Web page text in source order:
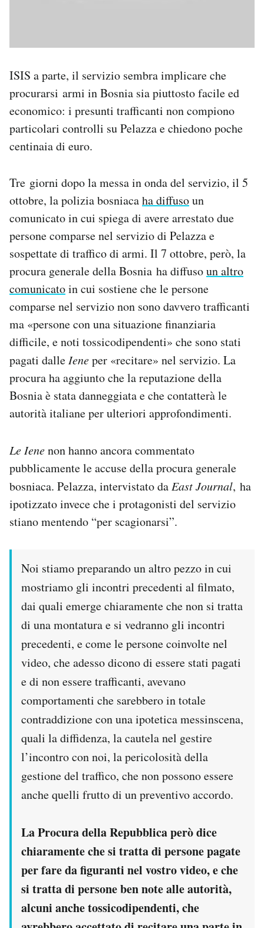
ISIS a parte, il servizio sembra implicare che
procurarsi armi in Bosnia sia piuttosto facile ed
economico: i presunti trafficanti non compiono
particolari controlli su Pelazza e chiedono poche
centinaia di euro.
Tre giorni dopo la messa in onda del servizio, il 5
ottobre, la polizia bosniacaha diffusoun
comunicato in cui spiega di avere arrestato due
persone comparse nel servizio di Pelazza e
sospettate di traffico di armi. Il 7 ottobre, però, la
procura generale della Bosnia ha diffusoun altro
comunicatoin cui sostiene che le persone
comparse nel servizio non sono davvero trafficanti
ma «persone con una situazione finanziaria
difficile, e noti tossicodipendenti» che sono stati
pagati dalle Ieneper «recitare» nel servizio. La
procura ha aggiunto che la reputazione della
Bosnia è stata danneggiata e che contatterà le
autorità italiane per ulteriori approfondimenti.
Le Ienenon hanno ancora commentato
pubblicamente le accuse della procura generale
bosniaca. Pelazza, intervistato da East Journal, ha
ipotizzato invece che i protagonisti del servizio
stiano mentendo “per scagionarsi”.
Noi stiamo preparando un altro pezzo in cui
mostriamo gli incontri precedenti al filmato,
dai quali emerge chiaramente che non si tratta
di una montatura e si vedranno gli incontri
precedenti, e come le persone coinvolte nel
video, che adesso dicono di essere stati pagati
e di non essere trafficanti, avevano
comportamenti che sarebbero in totale
contraddizione con una ipotetica messinscena,
quali la diffidenza, la cautela nel gestire
l’incontro con noi, la pericolosità della
gestione del traffico, che non possono essere
anche quelli frutto di un preventivo accordo.
La Procura della Repubblica però dice
chiaramente che si tratta di persone pagate
per fare da figuranti nel vostro video, e che
si tratta di persone ben note alle autorità,
alcuni anche tossicodipendenti, che